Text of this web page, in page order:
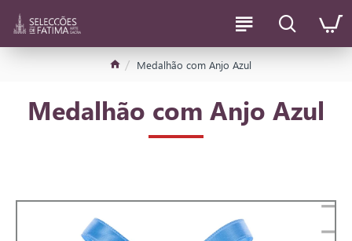
Medalhão com Anjo Azul
Medalhão com Anjo Azul